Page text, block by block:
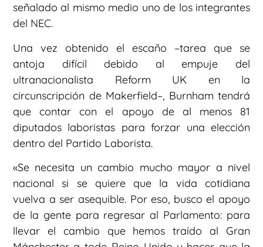
señalado al mismo medio uno de los integrantes
del NEC.
Una vez obtenido el escaño –tarea que se
antoja difícil debido al empuje del
ultranacionalista Reform UK en la
circunscripción de Makerfield–, Burnham tendrá
que contar con el apoyo de al menos 81
diputados laboristas para forzar una elección
dentro del Partido Laborista.
«Se necesita un cambio mucho mayor a nivel
nacional si se quiere que la vida cotidiana
vuelva a ser asequible. Por eso, busco el apoyo
de la gente para regresar al Parlamento: para
llevar el cambio que hemos traído al Gran